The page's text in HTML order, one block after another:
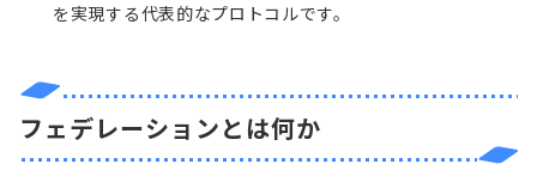
を実現する代表的なプロトコルです。
フェデレーションとは何か